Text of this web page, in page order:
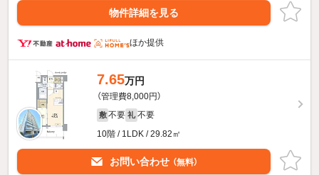
物件詳細を見る
ほか提供
7.65万円
（管理費8,000円）
敷 不要 礼 不要
10階 / 1LDK / 29.82㎡
お問い合わせ （無料）